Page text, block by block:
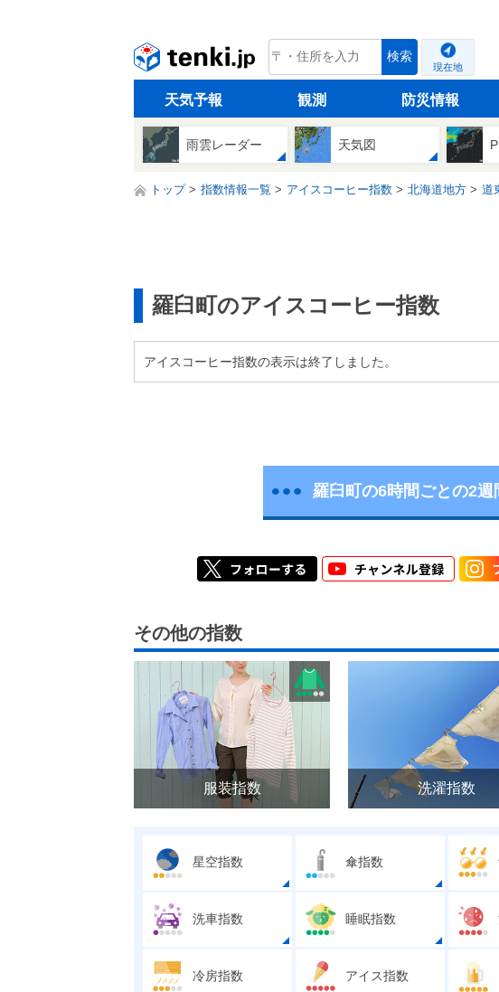
tenki.jp 検索
現在地
天気予報 観測 防災情報
雨雲レーダー 天気図
トップ 指数情報一覧 アイスコーヒー指数 北海道地方 道
羅臼町のアイスコーヒー指数
アイスコーヒー指数の表示は終了しました。
羅臼町の6時間ごとの2週
その他の指数
服装指数 洗濯指数
星空指数 傘指数
洗車指数 睡眠指数
冷房指数 アイス指数